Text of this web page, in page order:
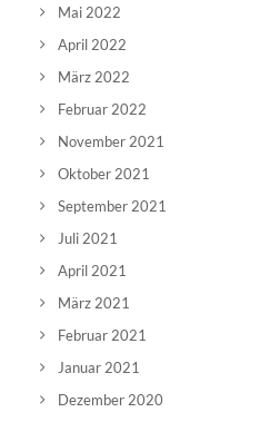
Mai 2022
April 2022
März 2022
Februar 2022
November 2021
Oktober 2021
September 2021
Juli 2021
April 2021
März 2021
Februar 2021
Januar 2021
Dezember 2020